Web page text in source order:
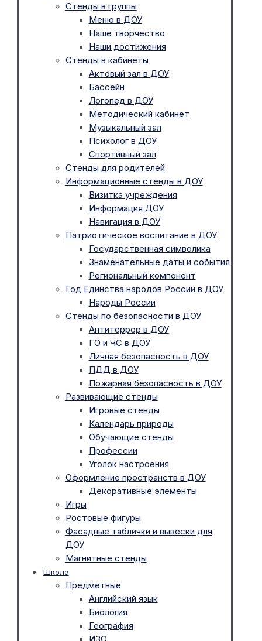
Стенды в группы
Меню в ДОУ
Наше творчество
Наши достижения
Стенды в кабинеты
Актовый зал в ДОУ
Бассейн
Логопед в ДОУ
Методический кабинет
Музыкальный зал
Психолог в ДОУ
Спортивный зал
Стенды для родителей
Информационные стенды в ДОУ
Визитка учреждения
Информация ДОУ
Навигация в ДОУ
Патриотическое воспитание в ДОУ
Государственная символика
Знаменательные даты и события
Региональный компонент
Год Единства народов России в ДОУ
Народы России
Стенды по безопасности в ДОУ
Антитеррор в ДОУ
ГО и ЧС в ДОУ
Личная безопасность в ДОУ
ПДД в ДОУ
Пожарная безопасность в ДОУ
Развивающие стенды
Игровые стенды
Календарь природы
Обучающие стенды
Профессии
Уголок настроения
Оформление пространств в ДОУ
Декоративные элементы
Игры
Ростовые фигуры
Фасадные таблички и вывески для
ДОУ
Магнитные стенды
Школа
Предметные
Английский язык
Биология
География